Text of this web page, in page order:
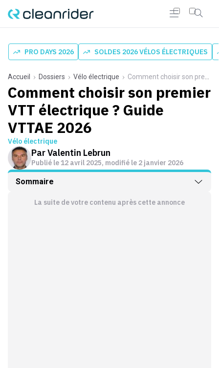
PRO DAYS 2026 SOLDES 2026 VÉLOS ÉLECTRIQUES
Accueil Dossiers Vélo électrique Comment choisir son premier VTT électrique ? Guide VTTAE 2026
Comment choisir son premier
VTT électrique ? Guide
VTTAE 2026
Vélo électrique
ParValentin Lebrun
Publié le12 avril 2025, modifié le 2 janvier 2026
Sommaire
La suite de votre contenu après cette annonce